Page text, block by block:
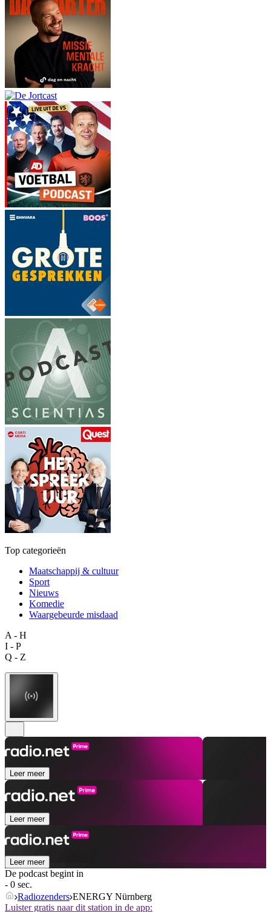
Top categorieën
Maatschappij & cultuur
Sport
Nieuws
Komedie
Waargebeurde misdaad
A - H
I - P
Q - Z
Leer meer
Leer meer
Leer meer
De podcast begint in
- 0 sec.
Radiozenders ENERGY Nürnberg
Luister gratis naar dit station in de app: